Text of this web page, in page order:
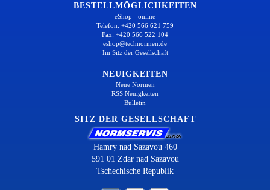
BESTELLMÖGLICHKEITEN
eShop - online
Telefon: +420 566 621 759
Fax: +420 566 522 104
eshop@technormen.de
Im Sitz der Gesellschaft
NEUIGKEITEN
Neue Normen
RSS Neuigkeiten
Bulletin
SITZ DER GESELLSCHAFT
Hamry nad Sazavou 460
591 01 Zdar nad Sazavou
Tschechische Republik